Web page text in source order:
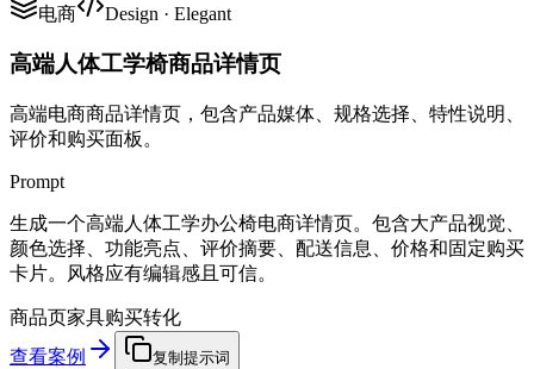
电商 Design · Elegant
高端人体工学椅商品详情页
高端电商商品详情页，包含产品媒体、规格选择、特性说明、
评价和购买面板。
Prompt
生成一个高端人体工学办公椅电商详情页。包含大产品视觉、
颜色选择、功能亮点、评价摘要、配送信息、价格和固定购买
卡片。风格应有编辑感且可信。
商品页家具购买转化
查看案例
复制提示词